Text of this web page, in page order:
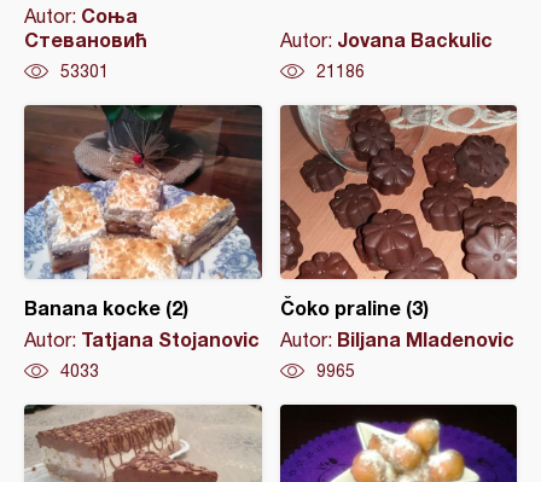
Autor: Соња
Стевановић
53301
Autor: Jovana Backulic
21186
Banana kocke (2)
Autor: Tatjana Stojanovic
4033
Čoko praline (3)
Autor: Biljana Mladenovic
9965